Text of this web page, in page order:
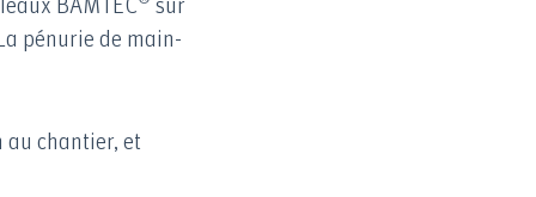
BAMTEC
sur
pénurie de main-
au chantier, et